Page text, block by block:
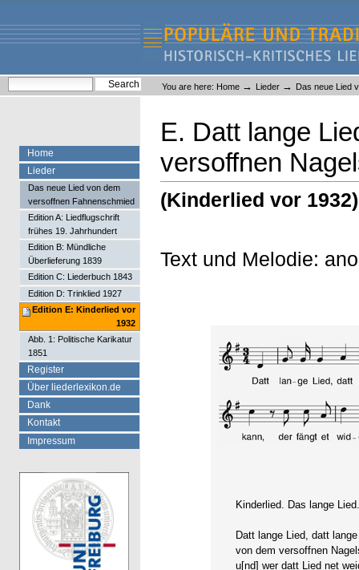
content.
navigation
Liederlexikon
Personal
tools
You are here: Home → Lieder → Das neue Lied
E. Datt lange
versoffnen
(Kinderlied vor 1932)
Text und Melodie:
Kinderlied. Das lange
Datt lange Lied, datt
von dem versoffnen
u[nd] wer datt Lied net
Home
Lieder
Das neue Lied von dem
versoffnen Fahnenschmied
Edition A: Liedflugschrift
frühes 19. Jahrhundert
Edition B: Mündliche
Überlieferung 1839
Edition C: Liederbuch 1843
Edition D: Trinklied 1927
Edition E: Kinderlied vor
1932
Abb. 1: Politische Karikatur
1851
Register
Über liederlexikon.de
Dank
Kontakt
Impressum